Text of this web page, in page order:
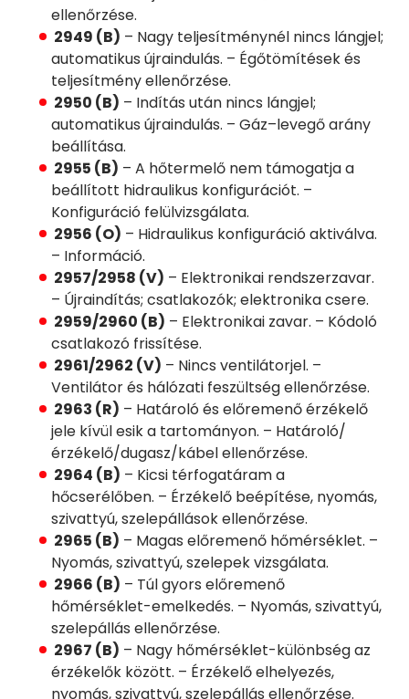
ellenőrzése.
2949 (B) – Nagy teljesítménynél nincs lángjel;
automatikus újraindulás. – Égőtömítések és
teljesítmény ellenőrzése.
2950 (B) – Indítás után nincs lángjel;
automatikus újraindulás. – Gáz–levegő arány
beállítása.
2955 (B) – A hőtermelő nem támogatja a
beállított hidraulikus konfigurációt. –
Konfiguráció felülvizsgálata.
2956 (O) – Hidraulikus konfiguráció aktiválva.
– Információ.
2957/2958 (V) – Elektronikai rendszerzavar.
– Újraindítás; csatlakozók; elektronika csere.
2959/2960 (B) – Elektronikai zavar. – Kódoló
csatlakozó frissítése.
2961/2962 (V) – Nincs ventilátorjel. –
Ventilátor és hálózati feszültség ellenőrzése.
2963 (R) – Határoló és előremenő érzékelő
jele kívül esik a tartományon. – Határoló/
érzékelő/dugasz/kábel ellenőrzése.
2964 (B) – Kicsi térfogatáram a
hőcserélőben. – Érzékelő beépítése, nyomás,
szivattyú, szelepállások ellenőrzése.
2965 (B) – Magas előremenő hőmérséklet. –
Nyomás, szivattyú, szelepek vizsgálata.
2966 (B) – Túl gyors előremenő
hőmérséklet-emelkedés. – Nyomás, szivattyú,
szelepállás ellenőrzése.
2967 (B) – Nagy hőmérséklet-különbség az
érzékelők között. – Érzékelő elhelyezés,
nyomás, szivattyú, szelepállás ellenőrzése.